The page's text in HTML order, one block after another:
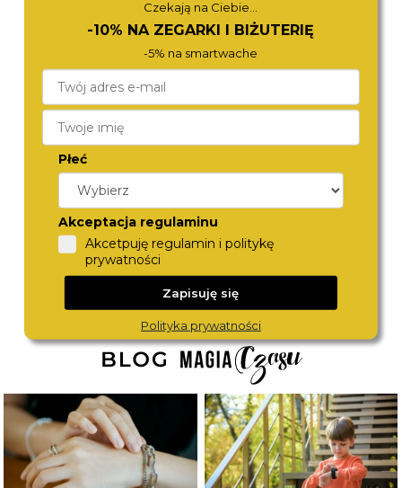
CITIZEN
980,-
Czekają na Ciebie...
-10% NA ZEGARKI I BIŻUTERIĘ
-5% na smartwache
Płeć
Akceptacja regulaminu
Akcetpuję regulamin i politykę
prywatności
Zapisuję się
Polityka prywatności